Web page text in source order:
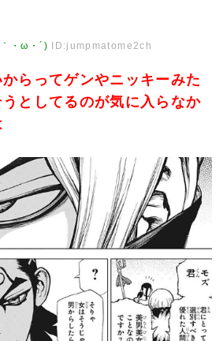
・ω・´) ID:jumpmatome2ch
らってゲンやニッキーみた
としてるのが気に入らなか